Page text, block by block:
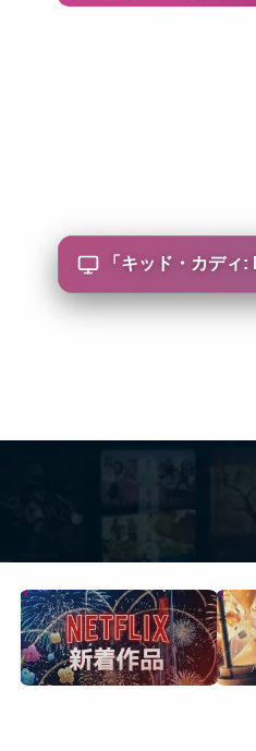
「 キッド・カディ